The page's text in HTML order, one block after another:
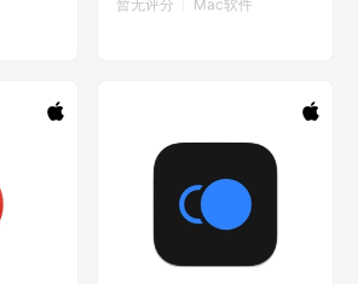
暂无评分 Mac软件